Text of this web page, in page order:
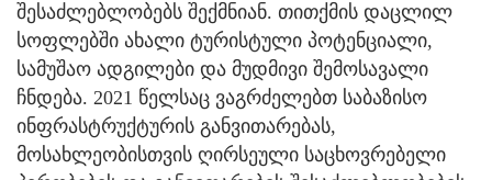
შესაძლებლობებს შექმნიან. თითქმის დაცლილ
სოფლებში ახალი ტურისტული პოტენციალი,
სამუშაო ადგილები და მუდმივი შემოსავალი
ჩნდება. 2021 წელსაც ვაგრძელებთ საბაზისო
ინფრასტრუქტურის განვითარებას,
მოსახლეობისთვის ღირსეული საცხოვრებელი